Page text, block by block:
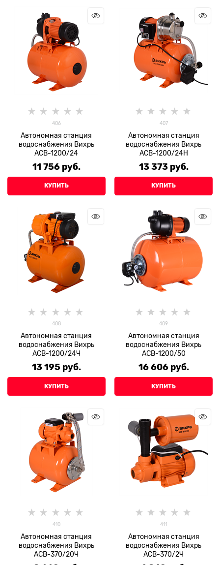
406
Автономная станция
водоснабжения Вихрь
АСВ-1200/24
11 756 руб.
КУПИТЬ
407
Автономная станция
водоснабжения Вихрь
АСВ-1200/24Н
13 373 руб.
КУПИТЬ
408
Автономная станция
водоснабжения Вихрь
АСВ-1200/24Ч
13 195 руб.
КУПИТЬ
409
Автономная станция
водоснабжения Вихрь
АСВ-1200/50
16 606 руб.
КУПИТЬ
410
Автономная станция
водоснабжения Вихрь
АСВ-370/20Ч
411
Автономная станция
водоснабжения Вихрь
АСВ-370/2Ч